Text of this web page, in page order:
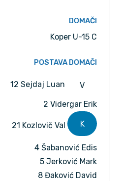
DOMAČI
Koper U-15 C
POSTAVA DOMAČI
12 Sejdaj Luan V
2 Vidergar Erik
21 Kozlovič Val K
4 Šabanović Edis
5 Jerković Mark
8 Đaković David